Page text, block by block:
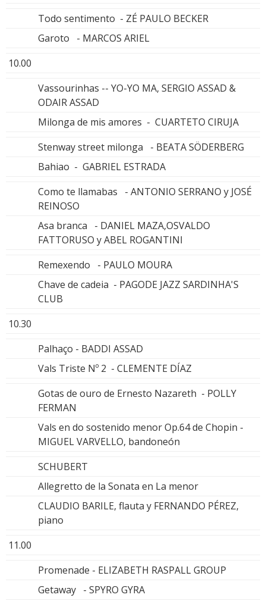
Todo sentimento - ZÉ PAULO BECKER
Garoto - MARCOS ARIEL
10.00
Vassourinhas -- YO-YO MA, SERGIO ASSAD &
ODAIR ASSAD
Milonga de mis amores - CUARTETO CIRUJA
Stenway street milonga - BEATA SÖDERBERG
Bahiao - GABRIEL ESTRADA
Como te llamabas - ANTONIO SERRANO y JOSÉ
REINOSO
Asa branca - DANIEL MAZA,OSVALDO
FATTORUSO y ABEL ROGANTINI
Remexendo - PAULO MOURA
Chave de cadeia - PAGODE JAZZ SARDINHA'S
CLUB
10.30
Palhaço - BADDI ASSAD
Vals Triste Nº 2 - CLEMENTE DÍAZ
Gotas de ouro de Ernesto Nazareth - POLLY
FERMAN
Vals en do sostenido menor Op.64 de Chopin -
MIGUEL VARVELLO, bandoneón
SCHUBERT
Allegretto de la Sonata en La menor
CLAUDIO BARILE, flauta y FERNANDO PÉREZ,
piano
11.00
Promenade - ELIZABETH RASPALL GROUP
Getaway - SPYRO GYRA